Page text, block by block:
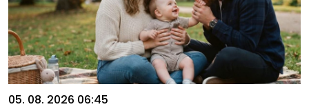
05. 08. 2026 06:45